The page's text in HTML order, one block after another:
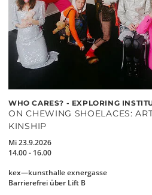
WHO CARES? - EXPLORING
ON CHEWING SHOELACES:
KINSHIP
Mi 23.9.2026
14.00 - 16.00
kex—kunsthalle exnergasse
Barrierefrei über Lift B